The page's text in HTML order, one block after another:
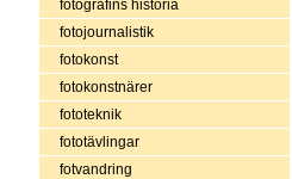
fotografins historia
fotojournalistik
fotokonst
fotokonstnärer
fototeknik
fototävlingar
fotvandring